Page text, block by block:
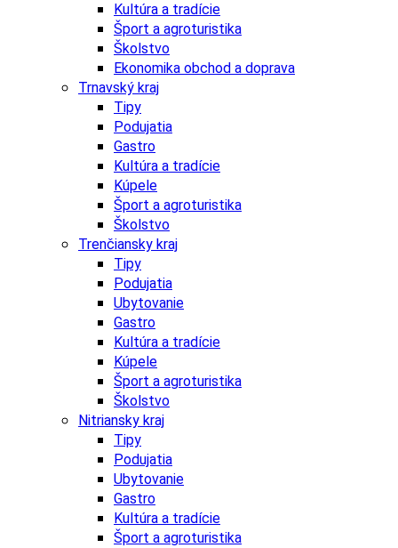
Kultúra a tradície
Šport a agroturistika
Školstvo
Ekonomika obchod a doprava
Trnavský kraj
Tipy
Podujatia
Gastro
Kultúra a tradície
Kúpele
Šport a agroturistika
Školstvo
Trenčiansky kraj
Tipy
Podujatia
Ubytovanie
Gastro
Kultúra a tradície
Kúpele
Šport a agroturistika
Školstvo
Nitriansky kraj
Tipy
Podujatia
Ubytovanie
Gastro
Kultúra a tradície
Šport a agroturistika